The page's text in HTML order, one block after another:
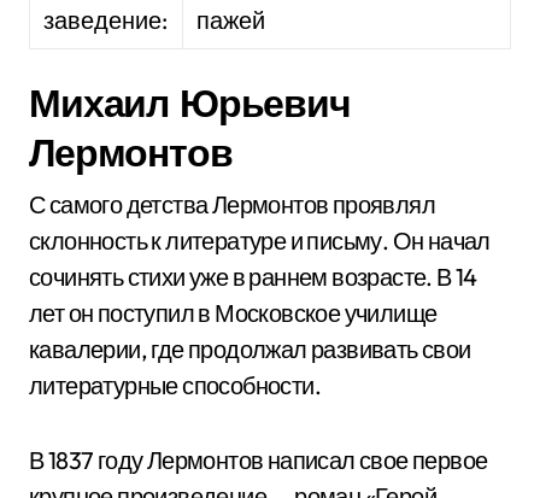
заведение:
пажей
Михаил Юрьевич
Лермонтов
С самого детства Лермонтов проявлял
склонность к литературе и письму. Он начал
сочинять стихи уже в раннем возрасте. В 14
лет он поступил в Московское училище
кавалерии, где продолжал развивать свои
литературные способности.
В 1837 году Лермонтов написал свое первое